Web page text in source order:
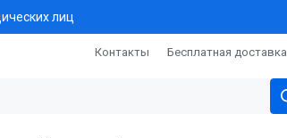
лиц
Контакты Бесплатная доставка